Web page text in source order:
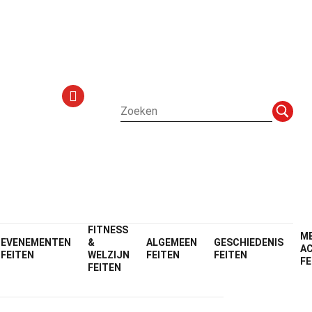
EVENEMENTEN
FEITEN
FITNESS
&
WELZIJN
FEITEN
ALGEMEEN
FEITEN
GESCHIEDENIS
FEITEN